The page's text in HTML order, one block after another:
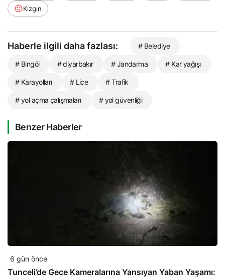
Kızgın
Haberle ilgili daha fazlası: # Belediye
# Bingöl # diyarbakır # Jandarma # Kar yağışı
# Karayolları # Lice # Trafik
# yol açma çalışmaları # yol güvenliği
Benzer Haberler
6 gün önce
Tunceli’de Gece Kameralarına Yansıyan Yaban Yaşamı: